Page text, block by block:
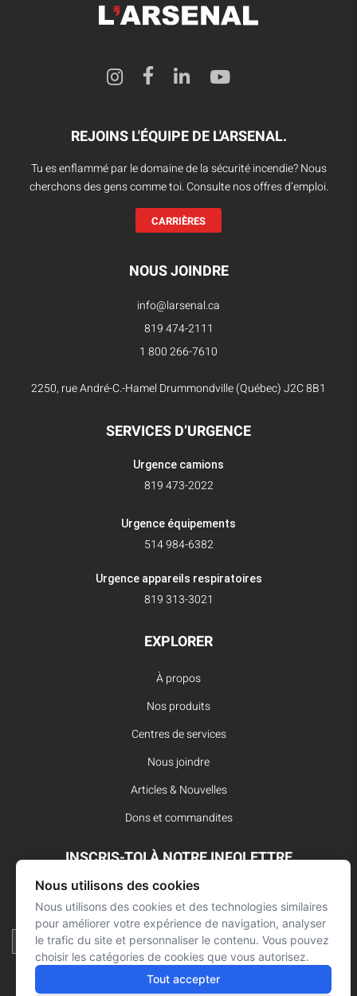
REJOINS L'ÉQUIPE DE L'ARSENAL.
Tu es enflammé par le domaine de la sécurité incendie? Nous
cherchons des gens comme toi. Consulte nos offres d’emploi.
CARRIÈRES
NOUS JOINDRE
info@larsenal.ca
819 474-2111
1 800 266-7610
2250, rue André-C.-Hamel Drummondville (Québec) J2C 8B1
SERVICES D’URGENCE
Urgence camions
819 473-2022
Urgence équipements
514 984-6382
Urgence appareils respiratoires
819 313-3021
EXPLORER
À propos
Nos produits
Centres de services
Nous joindre
Articles & Nouvelles
Dons et commandites
INSCRIS-TOI À NOTRE INFOLETTRE
Reste à l’affût des dernières innovations pour vos interventions
d’urgence et ne manque aucune nouvelle de L’Arsenal.
Nous utilisons des cookies
Nous utilisons des cookies et des technologies similaires
pour améliorer votre expérience de navigation, analyser
le trafic du site et personnaliser le contenu. Vous pouvez
choisir les catégories de cookies que vous autorisez.
Tout accepter